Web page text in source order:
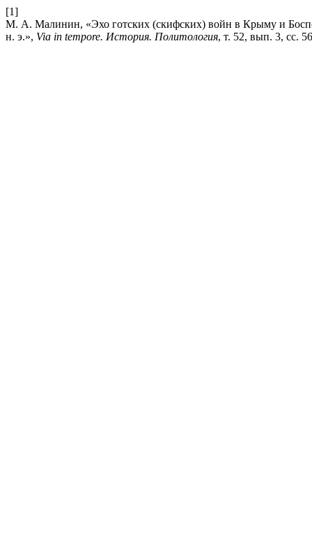
[1]
М. А. Малинин, «Эхо готских (скифских) войн в Крыму и
н. э.», Via in tempore. История. Политология, т. 52, вып. 3, сс.